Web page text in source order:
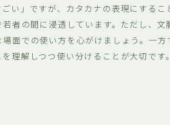
い」ですが、カタカナの表現にする
者の間に浸透しています。ただし、
面での使い方を心がけましょう。一
理解しつつ使い分けることが大切です。